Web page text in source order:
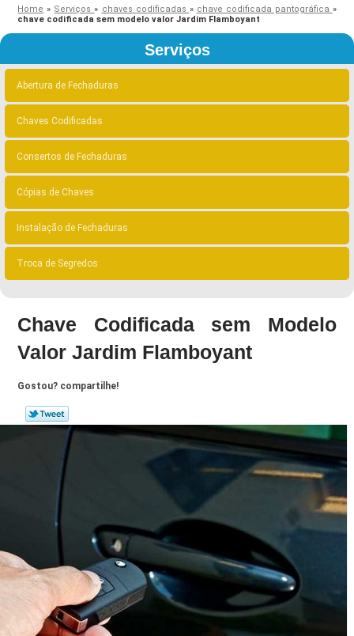
Home » Serviços» chaves codificadas » chave codificada pantográfica »
chave codificada sem modelo valor Jardim Flamboyant
Serviços
Abertura de Fechaduras
Chaves Codificadas
Consertos de Fechaduras
Cópias de Chaves
Instalação de Fechaduras
Troca de Segredos
Chave Codificada sem Modelo
Valor Jardim Flamboyant
Gostou? compartilhe!